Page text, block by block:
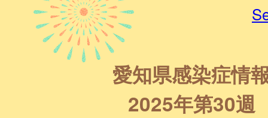
愛知県感染症情
2025年第30週